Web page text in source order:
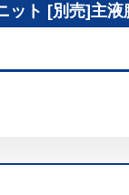
ット [別売]主